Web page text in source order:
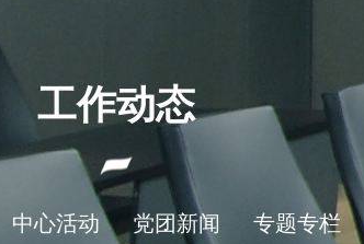
工作动态
中心活动 党团新闻 专题专栏